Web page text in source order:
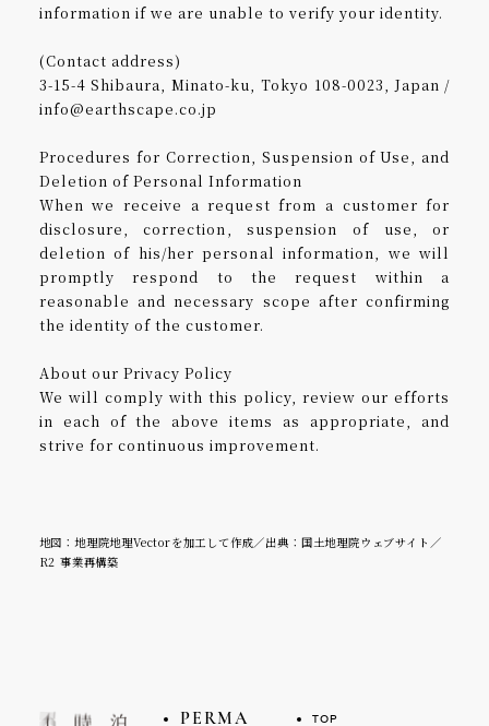
information if we are unable to verify your identity.
(Contact address)
3-15-4 Shibaura, Minato-ku, Tokyo 108-0023, Japan /
info@earthscape.co.jp
Procedures for Correction, Suspension of Use, and
Deletion of Personal Information
When we receive a request from a customer for
disclosure, correction, suspension of use, or
deletion of his/her personal information, we will
promptly respond to the request within a
reasonable and necessary scope after confirming
the identity of the customer.
About our Privacy Policy
We will comply with this policy, review our efforts
in each of the above items as appropriate, and
strive for continuous improvement.
地図：地理院地理Vectorを加工して作成／出典：国土地理院ウェブサイト／
R2 事業再構築
PERMA TOP